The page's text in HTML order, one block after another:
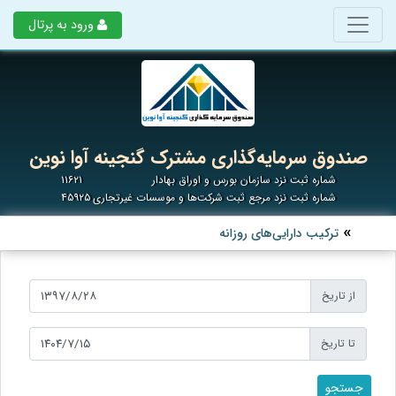
ورود به پرتال
صندوق سرمایه‌گذاری مشترک گنجینه آوا نوین
شماره ثبت نزد سازمان بورس و اوراق بهادار
۱۱۶۲۱
شماره ثبت نزد مرجع ثبت شرکت‌ها و موسسات غیرتجاری۴۵۹۲۵
ترکیب دارایی‌های روزانه
از تاریخ
تا تاریخ